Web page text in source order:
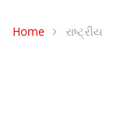
Home રાષ્ટ્રીય